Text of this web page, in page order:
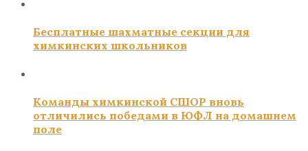
Бесплатные шахматные секции для
химкинских школьников
Команды химкинской СШОР вновь
отличились победами в ЮФЛ на домашнем
поле